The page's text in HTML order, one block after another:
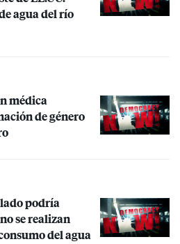
agua del río
médica
de género
podría
se realizan
del agua